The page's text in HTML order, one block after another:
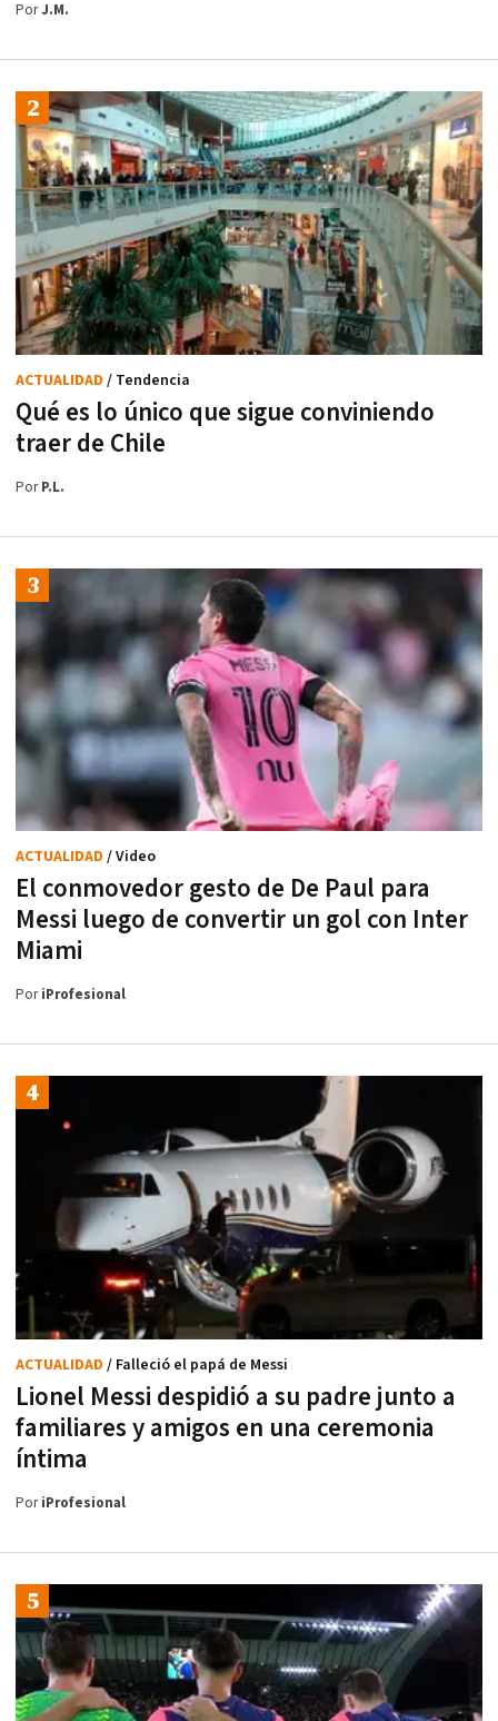
PorJ.M.
Qué es lo único que sigue conviniendo
traer de Chile
ACTUALIDAD / Tendencia
PorP.L.
El conmovedor gesto de De Paul para
Messi luego de convertir un gol con Inter
Miami
ACTUALIDAD / Video
PoriProfesional
Lionel Messi despidió a su padre junto a
familiares y amigos en una ceremonia
íntima
ACTUALIDAD / Falleció el papá de Messi
PoriProfesional